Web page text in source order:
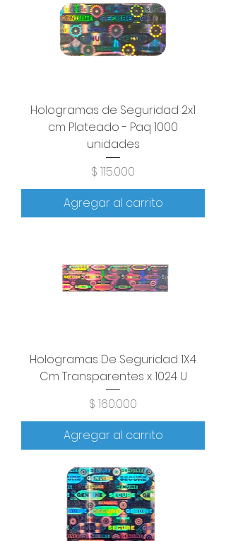
Hologramas de Seguridad 2x1
cm Plateado - Paq 1000
unidades
Precio
$ 115.000
Agregar al carrito
Hologramas De Seguridad 1X4
Cm Transparentes x 1024 U
Precio
$ 160.000
Agregar al carrito